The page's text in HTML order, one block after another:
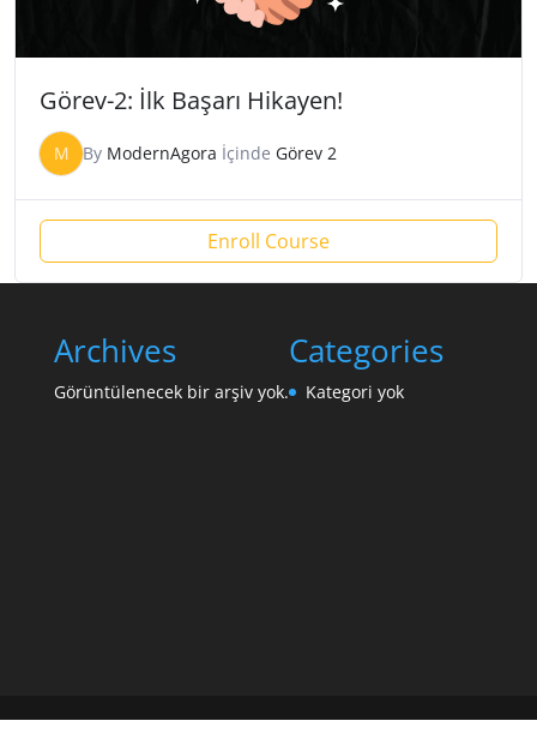
Görev-2: İlk Başarı Hikayen!
M By ModernAgora İçinde Görev 2
Enroll Course
Archives
Görüntülenecek bir arşiv yok.
Categories
Kategori yok